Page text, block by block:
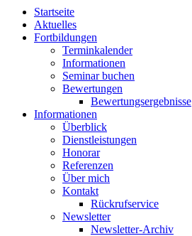
Startseite
Aktuelles
Fortbildungen
Terminkalender
Informationen
Seminar buchen
Bewertungen
Bewertungsergebnisse
Informationen
Überblick
Dienstleistungen
Honorar
Referenzen
Über mich
Kontakt
Rückrufservice
Newsletter
Newsletter-Archiv